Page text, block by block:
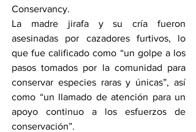
Conservancy.
La madre jirafa y su cría fueron
asesinadas por cazadores furtivos, lo
que fue calificado como “un golpe a los
pasos tomados por la comunidad para
conservar especies raras y únicas”, así
como “un llamado de atención para un
apoyo continuo a los esfuerzos de
conservación”.